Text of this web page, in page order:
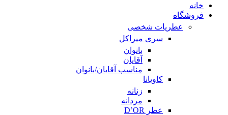
خانه
فروشگاه
عطریات شخصی
سری میراکل
بانوان
آقایان
مناسب آقایان/بانوان
کاویانا
زنانه
مردانه
عطر D’OR